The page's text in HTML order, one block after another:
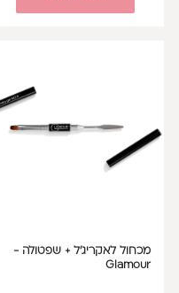
מכחול לאקריג'ל + שפטולה -
Glamour